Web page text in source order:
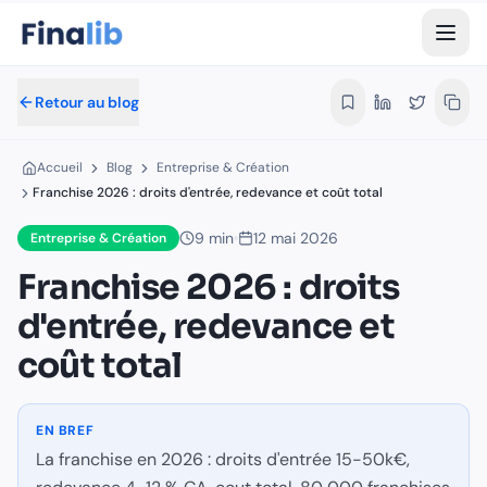
Franchise 2026 : droits d'entrée,
Par Équipe Finalib
- Publié le 12 mai 2026
Accueil›Blog ›Entreprise & Création
Dans cet article :
Le marché franchise 2026
Coûts de franchise
Cas pratiques
Avantages franchise
Inconvénients
Top franchises rentables 2026
Démarches
Profil franchisé idéal
Retour au blog
Accueil Blog
Entreprise & Création
Franchise 2026 : droits d'entrée, redevance et coût total
Entreprise & Création 9 min 12 mai 2026
Franchise 2026 : droits
d'entrée, redevance et
coût total
EN BREF
La franchise en 2026 : droits d'entrée 15-50k€,